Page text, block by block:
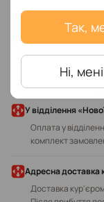
Так,
Ні,
У відділення
Оплата у
комплект
Адресна доставка
Доставка